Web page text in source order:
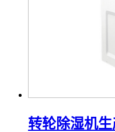
转轮除湿机生